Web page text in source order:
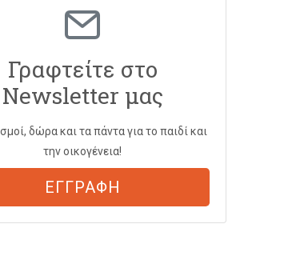
Γραφτείτε στο
Newsletter μας
δώρα και τα πάντα για το παιδί και
την οικογένεια!
ΕΓΓΡΑΦΗ